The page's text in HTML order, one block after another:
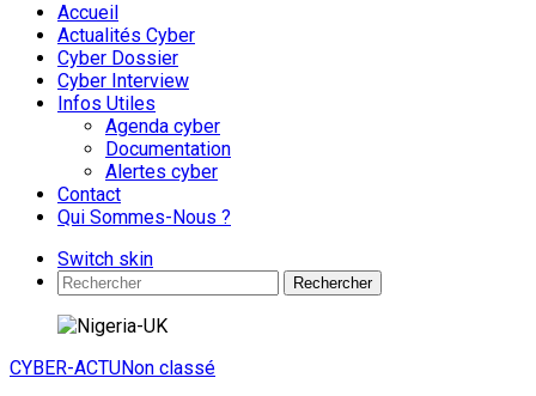
Accueil
Actualités Cyber
Cyber Dossier
Cyber Interview
Infos Utiles
Agenda cyber
Documentation
Alertes cyber
Contact
Qui Sommes-Nous ?
Switch skin
Rechercher
CYBER-ACTUNon classé